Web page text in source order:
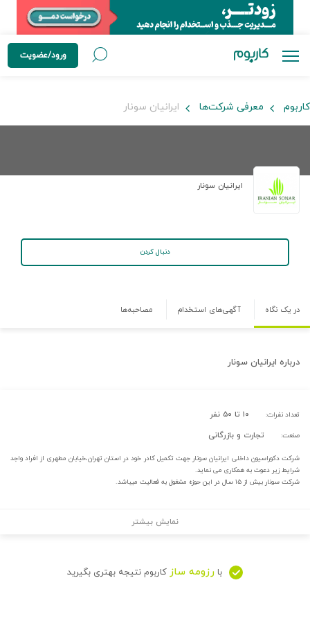
ورود/عضویت
کاربوم معرفی شرکت‌ها ایرانیان سونار
ایرانیان سونار
دنبال کردن
در یک نگاه آگهی‌های استخدام مصاحبه‌ها
درباره ایرانیان سونار
تعداد نفرات: ۱۰ تا ۵۰ نفر
صنعت: تجارت و بازرگانی
شرکت دکوراسیون داخلی ایرانیان سونار جهت تکمیل کادر خود در استان تهران،خیابان مطهری از افراد واجد
شرایط زیر دعوت به همکاری می نماید.
شرکت سونار بیش از ۱۵ سال در این حوزه مشغول به فعالیت میباشد.
نمایش بیشتر
با رزومه ساز کاربوم نتیجه بهتری بگیرید